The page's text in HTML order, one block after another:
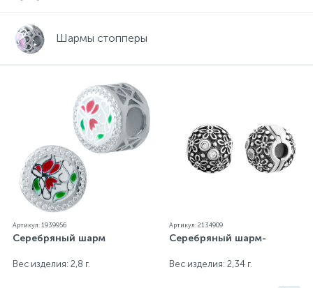
Шармы стопперы
Артикул: 1939956
Серебряный шарм
Вес изделия: 2,8 г.
Артикул: 2134909
Серебряный шарм-
Вес изделия: 2,34 г.
Серебряные колье
Серебряные аксессуары
Серебряные сувениры
Золотые серьги